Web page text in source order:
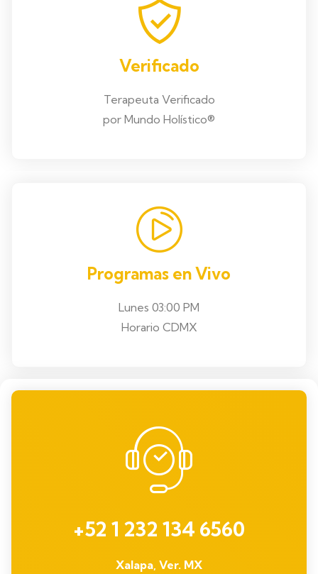
Verificado
Terapeuta Verificado
por Mundo Holístico®
Programas en Vivo
Lunes 03:00 PM
Horario CDMX
+52 1 232 134 6560
Xalapa, Ver. MX